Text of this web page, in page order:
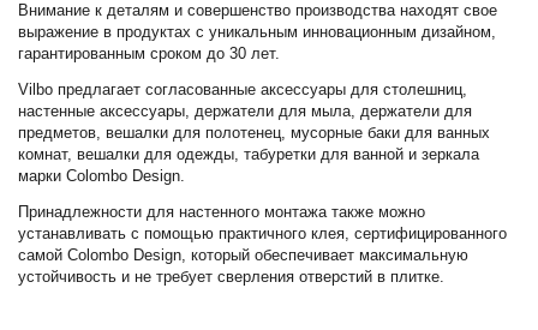
Внимание к деталям и совершенство производства находят свое
выражение в продуктах с уникальным инновационным дизайном,
гарантированным сроком до 30 лет.
Vilbo предлагает согласованные аксессуары для столешниц,
настенные аксессуары, держатели для мыла, держатели для
предметов, вешалки для полотенец, мусорные баки для ванных
комнат, вешалки для одежды, табуретки для ванной и зеркала
марки Colombo Design.
Принадлежности для настенного монтажа также можно
устанавливать с помощью практичного клея, сертифицированного
самой Colombo Design, который обеспечивает максимальную
устойчивость и не требует сверления отверстий в плитке.